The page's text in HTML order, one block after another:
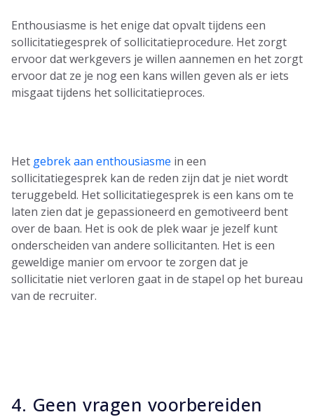
Enthousiasme is het enige dat opvalt tijdens een
sollicitatiegesprek of sollicitatieprocedure. Het zorgt
ervoor dat werkgevers je willen aannemen en het zorgt
ervoor dat ze je nog een kans willen geven als er iets
misgaat tijdens het sollicitatieproces.
Het gebrek aan enthousiasme in een
sollicitatiegesprek kan de reden zijn dat je niet wordt
teruggebeld. Het sollicitatiegesprek is een kans om te
laten zien dat je gepassioneerd en gemotiveerd bent
over de baan. Het is ook de plek waar je jezelf kunt
onderscheiden van andere sollicitanten. Het is een
geweldige manier om ervoor te zorgen dat je
sollicitatie niet verloren gaat in de stapel op het bureau
van de recruiter.
4. Geen vragen voorbereiden